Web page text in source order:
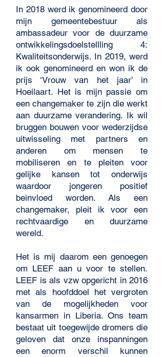
In 2018 werd ik genomineerd door
mijn gemeentebestuur als
ambassadeur voor de duurzame
ontwikkelingsdoelstellling 4:
Kwaliteitsonderwijs. In 2019, werd
ik ook genomineerd en won ik de
prijs ‘Vrouw van het jaar’ in
Hoeilaart. Het is mijn passie om
een changemaker te zijn die werkt
aan duurzame verandering. Ik wil
bruggen bouwen voor wederzijdse
uitwisseling met partners en
anderen om mensen te
mobiliseren en te pleiten voor
gelijke kansen tot onderwijs
waardoor jongeren positief
beinvloed worden. Als een
changemaker, pleit ik voor een
rechtvaardige en duurzame
wereld.
Het is mij daarom een genoegen
om LEEF aan u voor te stellen.
LEEF is als vzw opgericht in 2016
met als hoofddoel het vergroten
van de mogelijkheden voor
kansarmen in Liberia. Ons team
bestaat uit toegewijde dromers die
geloven dat onze inspanningen
een enorm verschil kunnen